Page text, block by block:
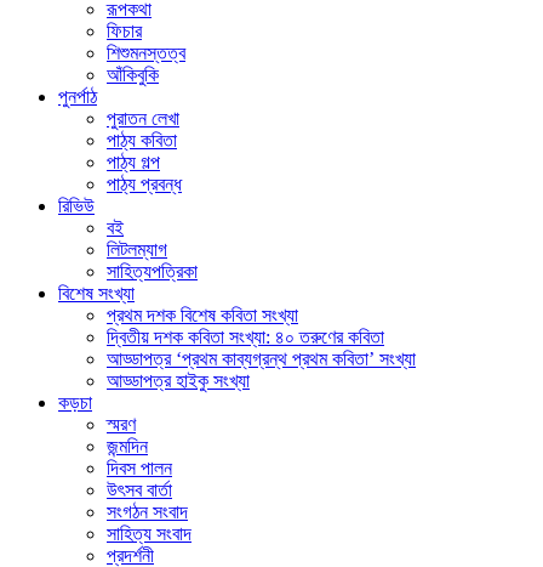
রূপকথা
ফিচার
শিশুমনস্তত্ব
আঁকিবু‌কি
পুনর্পাঠ
পুরাতন লেখা
পাঠ্য কবিতা
পাঠ্য গল্প
পাঠ্য প্রবন্ধ
রিভিউ
বই
লিটলম্যাগ
সাহিত্যপত্রিকা
বিশেষ সংখ্যা
প্রথম দশক বিশেষ কবিতা সংখ্যা
দ্বিতীয় দশক কবিতা সংখ্যা: ৪০ তরুণের কবিতা
আড্ডাপত্র ‘প্রথম কাব্যগ্রন্থ প্রথম কবিতা’ সংখ্যা
আড্ডাপত্র হাইকু সংখ্যা
কড়চা
স্মরণ
জন্মদিন
দিবস পালন
উৎসব বার্তা
সংগঠন সংবাদ
সাহিত্য সংবাদ
প্রদর্শনী